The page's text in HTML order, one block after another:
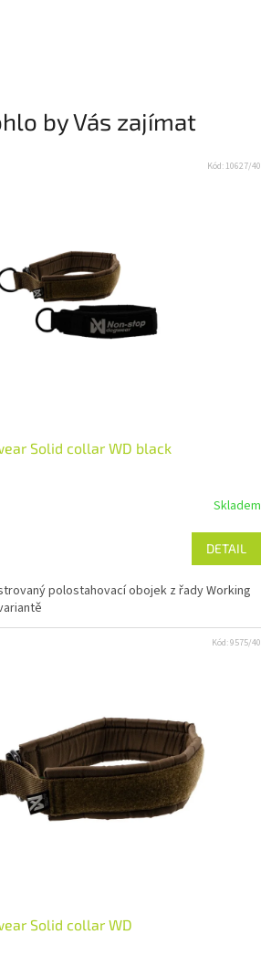
by Vás zajímat
Solid collar WD black
Skladem
DETAIL
polostahovací obojek z řady Working
Kód: 10627/40
Solid collar WD
Kód:9575/40